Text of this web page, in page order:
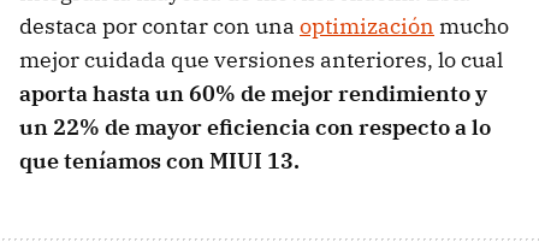
destaca por contar con una optimización mucho
mejor cuidada que versiones anteriores, lo cual
aporta hasta un 60% de mejor rendimiento y
un 22% de mayor eficiencia con respecto a lo
que teníamos con MIUI 13.